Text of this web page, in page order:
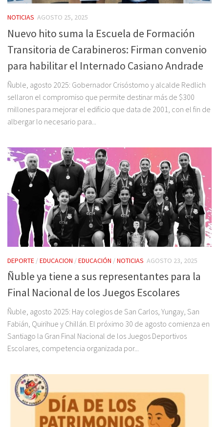
NOTICIAS AGOSTO 25, 2025
Nuevo hito suma la Escuela de Formación
Transitoria de Carabineros: Firman convenio
para habilitar el Internado Casiano Andrade
Ñuble, agosto 2025: Gobernador Crisóstomo y alcalde Redlich
sellaron el compromiso que permite destinar más de $300
millones para mejorar el edificio que data de 2001, con el fin de
albergar lo necesario para...
DEPORTE /EDUCACION /EDUCACIÓN /NOTICIAS AGOSTO 23, 2025
Ñuble ya tiene a sus representantes para la
Final Nacional de los Juegos Escolares
Ñuble, agosto 2025: Hay colegios de San Carlos, Yungay, San
Fabián, Quirihue y Chillán. El próximo 30 de agosto comienza en
Santiago la Gran Final Nacional de los Juegos Deportivos
Escolares, competencia organizada por...